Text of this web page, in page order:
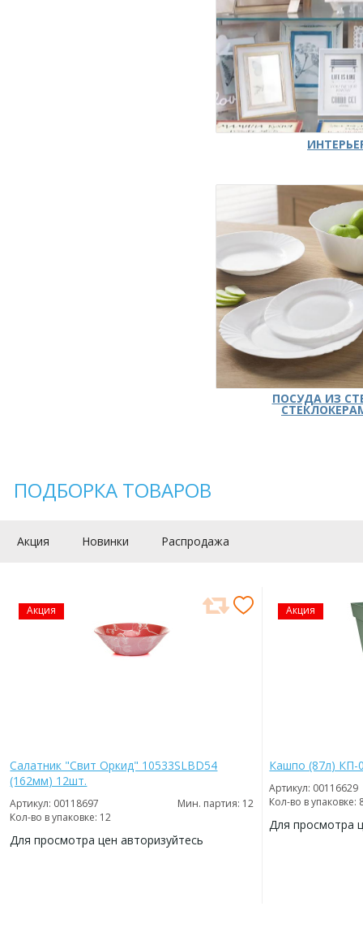
ПОСУДА ИЗ
ПОДБОРКА ТОВАРОВ
Акция Новинки Распродажа
Акция
Салатник "Свит Оркид" 10533SLBD54
(162мм) 12шт.
Артикул: 00118697
Мин. партия: 12
Кол-во в упаковке: 12
Для просмотра цен авторизуйтесь
Акция
Кашпо (87л) КП-
Артикул: 00116629
Кол-во в упаковке:
Для просмотра